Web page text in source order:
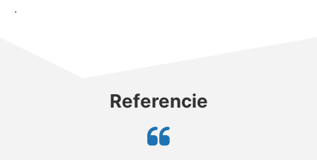
.
Referencie